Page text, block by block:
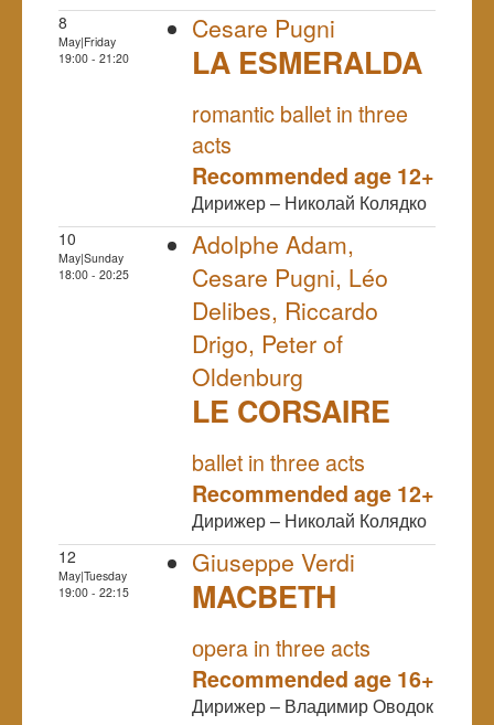
8
May|Friday
19:00 - 21:20
Cesare Pugni
LA ESMERALDA
romantic ballet in three
acts
Recommended age 12+
Дирижер – Николай Колядко
10
May|Sunday
18:00 - 20:25
Adolphe Adam,
Cesare Pugni, Léo
Delibes, Riccardo
Drigo, Peter of
Oldenburg
LE CORSAIRE
ballet in three acts
Recommended age 12+
Дирижер – Николай Колядко
12
May|Tuesday
19:00 - 22:15
Giuseppe Verdi
MACBETH
оpera in three acts
Recommended age 16+
Дирижер – Владимир Оводок